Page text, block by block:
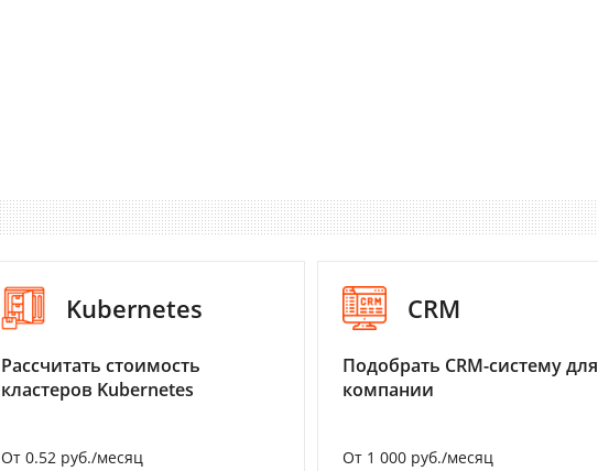
Kubernetes
Рассчитать стоимость
кластеров Kubernetes
От 0.52 руб./месяц
CRM
Подобрать CRM-систему для
компании
От 1 000 руб./месяц